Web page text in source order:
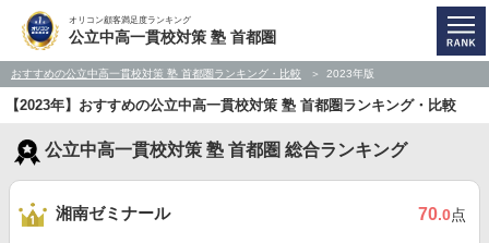
オリコン顧客満足度ランキング
公立中高一貫校対策 塾 首都圏
おすすめの公立中高一貫校対策 塾 首都圏ランキング・比較 2023年版
【2023年】おすすめの公立中高一貫校対策 塾 首都圏ランキング・比較
公立中高一貫校対策 塾 首都圏 総合ランキング
湘南ゼミナール 70.0点